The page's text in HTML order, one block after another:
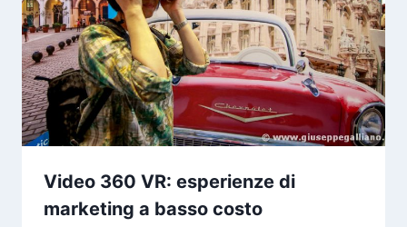
Video 360 VR: esperienze di
marketing a basso costo